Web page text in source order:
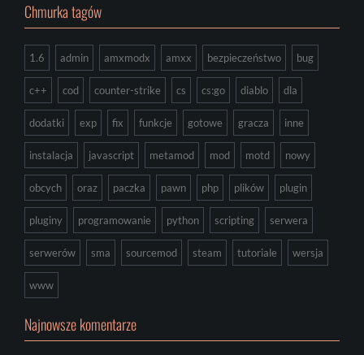
Chmurka tagów
1.6 admin amxmodx amxx bezpieczeństwo bug
c++ cod counter-strike cs cs:go diablo dla
dodatki exp fix funkcje gotowe gracza inne
instalacja javascript metamod mod motd nowy
obcych oraz paczka pawn php plików plugin
pluginy programowanie python scripting serwera
serwerów sma sourcemod steam tutoriale wersja
www
Najnowsze komentarze